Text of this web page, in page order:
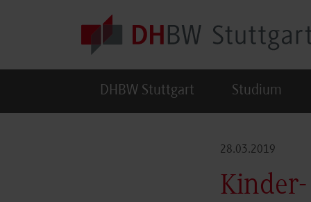
DHBW Stuttgart Studium
28.03.2019